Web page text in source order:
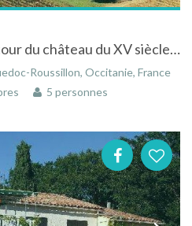
Maison de caractère autour du château du XV siècle à Sabran dans le Gard en Languedoc-Roussillon
Roussillon, Occitanie, France
5 personnes